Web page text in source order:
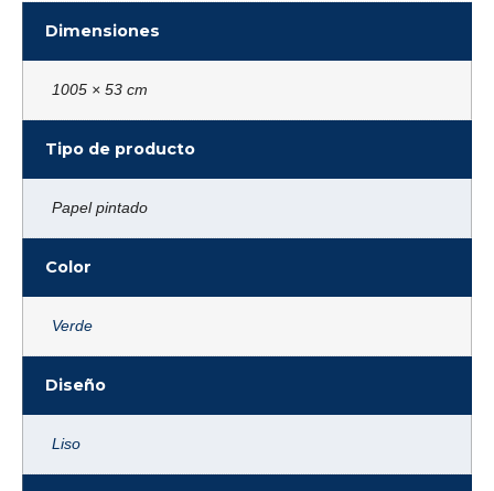
Dimensiones
1005 × 53 cm
Tipo de producto
Papel pintado
Color
Verde
Diseño
Liso